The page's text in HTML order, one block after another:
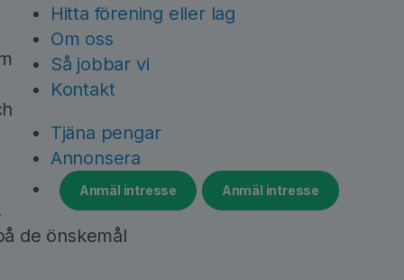
Hitta förening eller lag
Om oss
Så jobbar vi
Kontakt
Tjäna pengar
Annonsera
Anmäl intresse Anmäl intresse
de önskemål